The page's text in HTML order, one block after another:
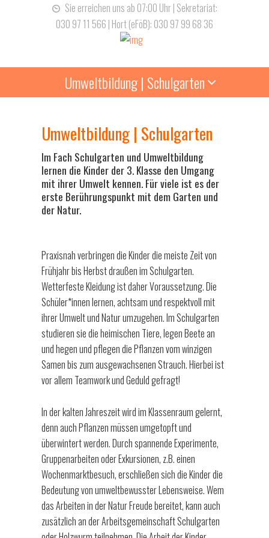
Sie erreichen uns ab 07:00 Uhr | Sekretariat:
030 97 11 566 | Hort (eFöB): 030 97 99 68 36
Umweltbildung | Schulgarten
Umweltbildung | Schulgarten
Im Fach Schulgarten und Umweltbildung
lernen die Kinder der 3. Klasse den Umgang
mit ihrer Umwelt kennen. Für viele ist es der
erste Berührungspunkt mit dem Garten und
der Natur.
Praxisnah verbringen die Kinder die meiste Zeit von
Frühjahr bis Herbst draußen im Schulgarten.
Wetterfeste Kleidung ist daher Voraussetzung. Die
Schüler*innen lernen, achtsam und respektvoll mit
ihrer Umwelt und Natur umzugehen. Im Schulgarten
studieren sie die heimischen Tiere, legen Beete an
und hegen und pflegen die Pflanzen vom winzigen
Samen bis zum ausgewachsenen Strauch. Hierbei ist
vor allem Teamwork und Geduld gefragt!
In der kalten Jahreszeit wird im Klassenraum gelernt,
denn auch Pflanzen müssen umgetopft und
überwintert werden. Durch spannende Experimente,
Gruppenarbeiten oder Exkursionen, z.B. einen
Wochenmarktbesuch, erschließen sich die Kinder die
Bedeutung von umweltbewusster Lebensweise. Wem
das Arbeiten in der Natur Freude bereitet, kann auch
zusätzlich an der Arbeitsgemeinschaft Schulgarten